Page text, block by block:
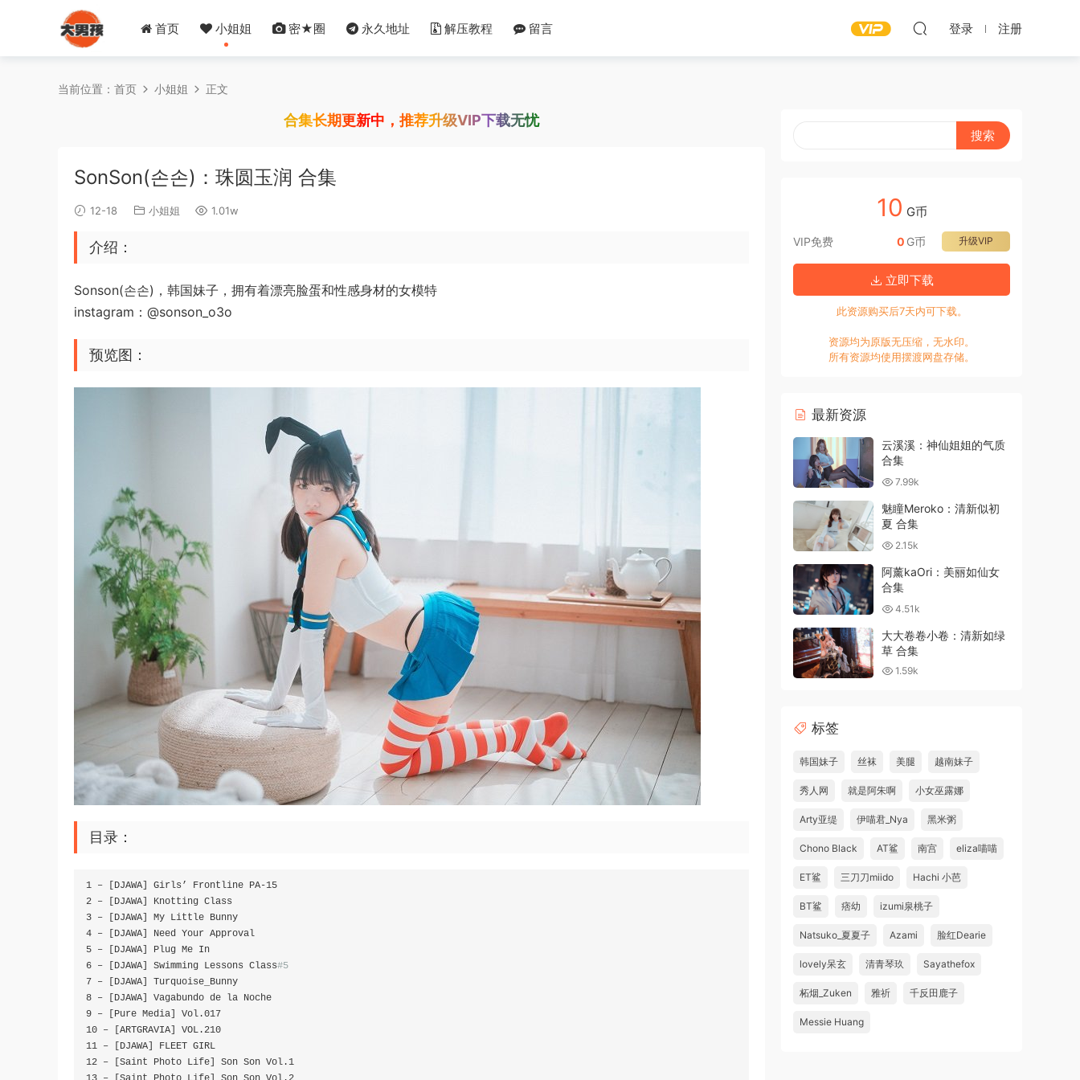
首页 小姐姐 密★圈 永久地址 解压教程 留言 登录 注册
当前位置： 首页 小姐姐 正文
合集长期更新中，推荐升级VIP下载无忧
SonSon(손손)：珠圆玉润 合集
12-18 小姐姐 1.01w
介绍：
Sonson(손손)，韩国妹子，拥有着漂亮脸蛋和性感身材的女模特
instagram：@sonson_o3o
预览图：
目录：
1 – DJAWA Girls ’ Frontline PA-15
2 – DJAWA Knotting Class
3 – DJAWA My Little Bunny
4 – DJAWA Need Your Approval
5 – DJAWA Plug Me In
6 – DJAWA Swimming Lessons Class#5
7 – DJAWA
Turquoise_Bunny
8 – DJAWA Vagabundo de la Noche
9 – Pure Media Vol .017
10 – ARTGRAVIA VOL .210
11 – DJAWA
12 – Saint Photo Life Son Son Vol . 1
10 G币
VIP免费 升级VIP
0 G币
立即下载
此资源购买后7天内可下载。
资源均为原版无压缩，无水印。
所有资源均使用摆渡网盘存储。
最新资源
云溪溪：神仙姐姐的气质
合集
7.99k
魅瞳Meroko：清新似初
夏 合集
2.15k
阿薰kaOri：美丽如仙女
合集
4.51k
大大卷卷小卷：清新如绿
草 合集
1.59k
标签
韩国妹子 丝袜 美腿 越南妹子
秀人网 就是阿朱啊 小女巫露娜
Arty亚缇 伊喵君_Nya 黑米粥
Chono Black AT鲨 南宫 eliza喵喵
ET鲨 三刀刀miido Hachi 小芭
BT鲨 痞幼 izumi泉桃子
Natsuko_夏夏子 Azami 脸红Dearie
lovely呆玄 清青琴玖 Sayathefox
柘烟_Zuken 雅祈 千反田鹿子
Messie Huang